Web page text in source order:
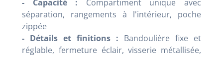
- Capacité : Compartiment unique avec
séparation, rangements à l'intérieur, poche
zippée
- Détails et finitions : Bandoulière fixe et
réglable, fermeture éclair, visserie métallisée,